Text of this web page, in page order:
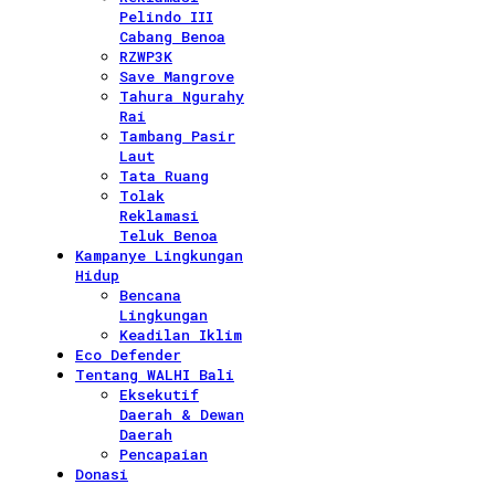
Pelindo III
Cabang Benoa
RZWP3K
Save Mangrove
Tahura Ngurahy
Rai
Tambang Pasir
Laut
Tata Ruang
Tolak
Reklamasi
Teluk Benoa
Kampanye Lingkungan
Hidup
Bencana
Lingkungan
Keadilan Iklim
Eco Defender
Tentang WALHI Bali
Eksekutif
Daerah & Dewan
Daerah
Pencapaian
Donasi